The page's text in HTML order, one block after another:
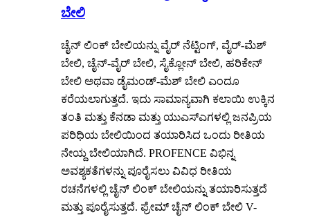
ಬೇಲಿ
ಚೈನ್ ಲಿಂಕ್ ಬೇಲಿಯನ್ನು ವೈರ್ ನೆಟ್ಟಿಂಗ್, ವೈರ್-ಮೆಶ್
ಬೇಲಿ, ಚೈನ್-ವೈರ್ ಬೇಲಿ, ಸೈಕ್ಲೋನ್ ಬೇಲಿ, ಹರಿಕೇನ್
ಬೇಲಿ ಅಥವಾ ಡೈಮಂಡ್-ಮೆಶ್ ಬೇಲಿ ಎಂದೂ
ಕರೆಯಲಾಗುತ್ತದೆ. ಇದು ಸಾಮಾನ್ಯವಾಗಿ ಕಲಾಯಿ ಉಕ್ಕಿನ
ತಂತಿ ಮತ್ತು ಕೆನಡಾ ಮತ್ತು ಯುಎಸ್ಎಗಳಲ್ಲಿ ಜನಪ್ರಿಯ
ಪರಿಧಿಯ ಬೇಲಿಯಿಂದ ತಯಾರಿಸಿದ ಒಂದು ರೀತಿಯ
ನೇಯ್ದ ಬೇಲಿಯಾಗಿದೆ. PROFENCE ವಿಭಿನ್ನ
ಅವಶ್ಯಕತೆಗಳನ್ನು ಪೂರೈಸಲು ವಿವಿಧ ರೀತಿಯ
ರಚನೆಗಳಲ್ಲಿ ಚೈನ್ ಲಿಂಕ್ ಬೇಲಿಯನ್ನು ತಯಾರಿಸುತ್ತದೆ
ಮತ್ತು ಪೂರೈಸುತ್ತದೆ. ಫ್ರೇಮ್ ಚೈನ್ ಲಿಂಕ್ ಬೇಲಿ V-